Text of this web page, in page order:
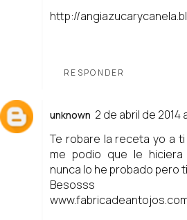
http://
RESPONDER
unknown 2 de abril de 2014
Te robare la receta yo a
me podio que le
nunca lo he probado pero
Besosss